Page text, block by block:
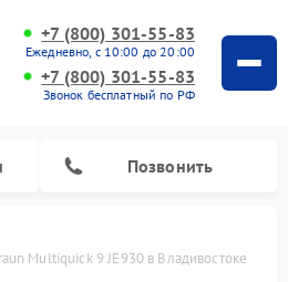
+7 (800) 301-55-83
Ежедневно, с 10:00 до 20:00
+7 (800) 301-55-83
Звонок бесплатный по РФ
Позвонить
Multiquick 9 JE930 в Владивостоке